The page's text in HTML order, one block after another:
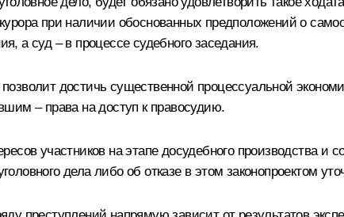
при наличии обоснованных предположений о
а суд – в процессе судебного заседания.
достичь существенной процессуальной
– права на доступ к правосудию.
участников на этапе досудебного производства и
дела либо об отказе в этом законопроектом